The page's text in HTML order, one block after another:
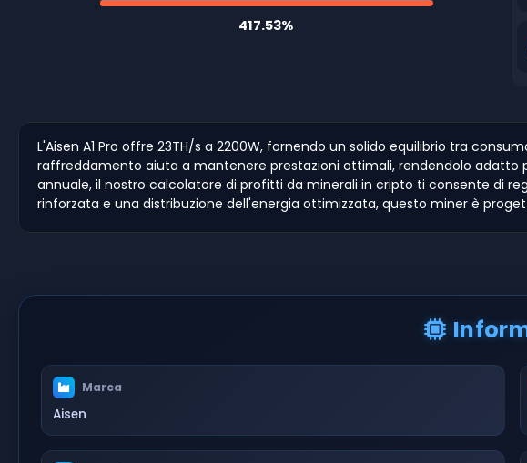
417.53%
L'Aisen A1 Pro offre 23TH/s a 2200W, fornendo un solido equilibrio tra
raffreddamento aiuta a mantenere prestazioni ottimali, rendendolo adatto
annuale, il nostro calcolatore di profitti da minerali in cripto ti consente di
rinforzata e una distribuzione dell'energia ottimizzata, questo miner è
Marca
Aisen